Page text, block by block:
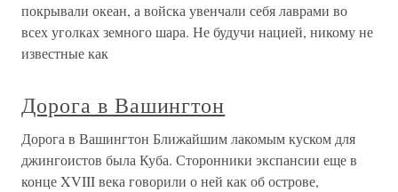
покрывали океан, а войска увенчали себя лаврами во
всех уголках земного шара. Не будучи нацией, никому не
известные как
Дорога в Вашингтон
Дорога в Вашингтон Ближайшим лакомым куском для
джингоистов была Куба. Сторонники экспансии еще в
конце XVIII века говорили о ней как об острове,